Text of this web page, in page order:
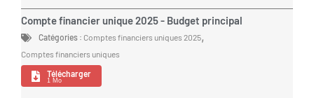
Compte financier unique 2025 - Budget principal
Catégories : Comptes financiers uniques 2025,
Comptes financiers uniques
Télécharger
1 Mo